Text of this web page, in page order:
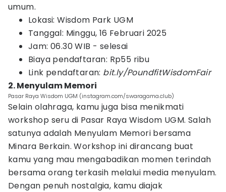
umum.
Lokasi: Wisdom Park UGM
Tanggal: Minggu, 16 Februari 2025
Jam: 06.30 WIB - selesai
Biaya pendaftaran: Rp55 ribu
Link pendaftaran: bit.ly/PoundfitWisdomFair
2. Menyulam Memori
Pasar Raya Wisdom UGM (instagram.com/swaragama.club)
Selain olahraga, kamu juga bisa menikmati
workshop seru di Pasar Raya Wisdom UGM. Salah
satunya adalah Menyulam Memori bersama
Minara Berkain. Workshop ini dirancang buat
kamu yang mau mengabadikan momen terindah
bersama orang terkasih melalui media menyulam.
Dengan penuh nostalgia, kamu diajak